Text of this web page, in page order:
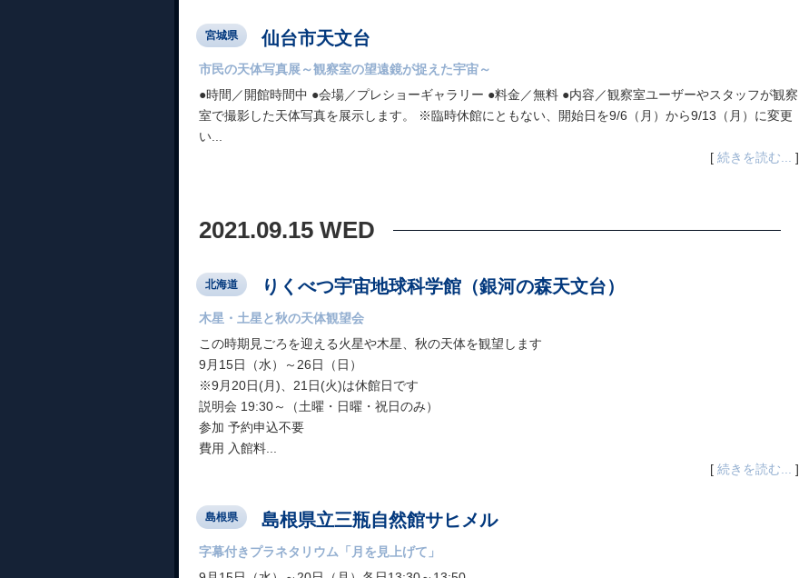
宮城県 仙台市天文台
市民の天体写真展～観察室の望遠鏡が捉えた宇宙～
●時間／開館時間中 ●会場／プレショーギャラリー ●料金／無料 ●内容／観察室ユーザーやスタッフが観察
室で撮影した天体写真を展示します。 ※臨時休館にともない、開始日を9/6（月）から9/13（月）に変更
い...
[ 続きを読む... ]
2021.09.15 WED
北海道 りくべつ宇宙地球科学館（銀河の森天文台）
木星・土星と秋の天体観望会
この時期見ごろを迎える火星や木星、秋の天体を観望します
9月15日（水）～26日（日）
※9月20日(月)、21日(火)は休館日です
説明会 19:30～（土曜・日曜・祝日のみ）
参加 予約申込不要
費用 入館料...
[ 続きを読む... ]
島根県 島根県立三瓶自然館サヒメル
字幕付きプラネタリウム「月を見上げて」